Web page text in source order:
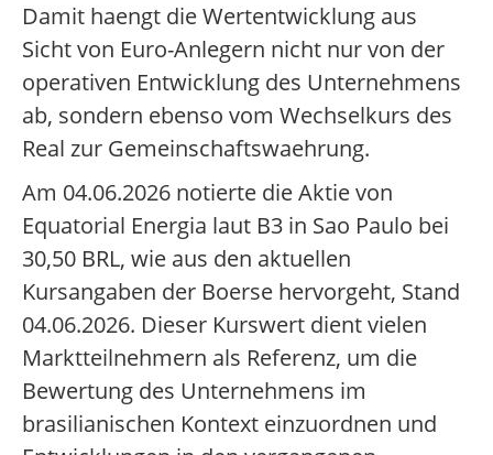
Damit haengt die Wertentwicklung aus
Sicht von Euro-Anlegern nicht nur von der
operativen Entwicklung des Unternehmens
ab, sondern ebenso vom Wechselkurs des
Real zur Gemeinschaftswaehrung.
Am 04.06.2026 notierte die Aktie von
Equatorial Energia laut B3 in Sao Paulo bei
30,50 BRL, wie aus den aktuellen
Kursangaben der Boerse hervorgeht, Stand
04.06.2026. Dieser Kurswert dient vielen
Marktteilnehmern als Referenz, um die
Bewertung des Unternehmens im
brasilianischen Kontext einzuordnen und